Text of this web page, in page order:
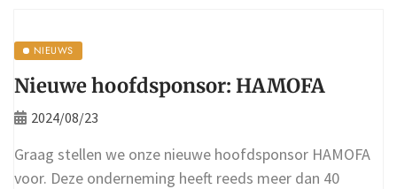
NIEUWS
Nieuwe hoofdsponsor: HAMOFA
2024/08/23
Graag stellen we onze nieuwe hoofdsponsor HAMOFA
voor. Deze onderneming heeft reeds meer dan 40